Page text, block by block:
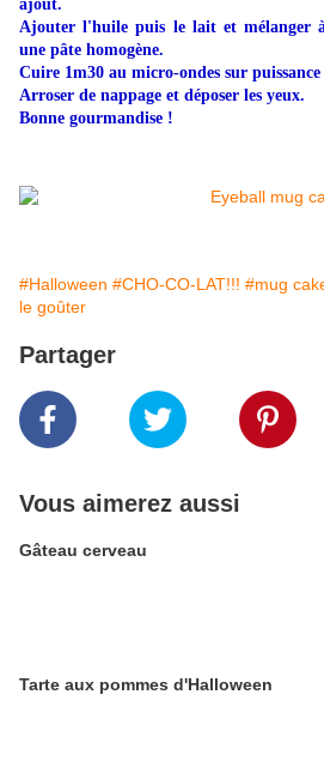
ajout.
Ajouter l'huile puis le lait et mélanger
une pâte homogène.
Cuire 1m30 au micro-ondes sur
Arroser de nappage et déposer les yeux.
Bonne gourmandise !
#Halloween #CHO-CO-LAT!!! #mug
le goûter
Partager
Vous aimerez aussi
Gâteau cerveau
Tarte aux pommes d'Halloween